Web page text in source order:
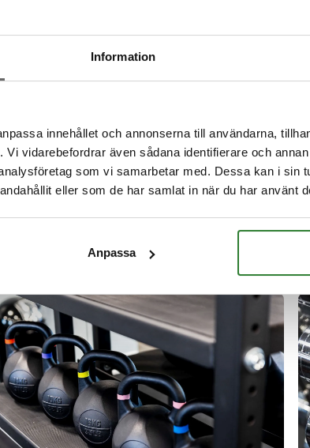
Information
innehållet och annonserna till användarna,
vidarebefordrar även sådana identifierare och
som vi samarbetar med. Dessa kan i sin
eller som de har samlat in när du har använt
Anpassa